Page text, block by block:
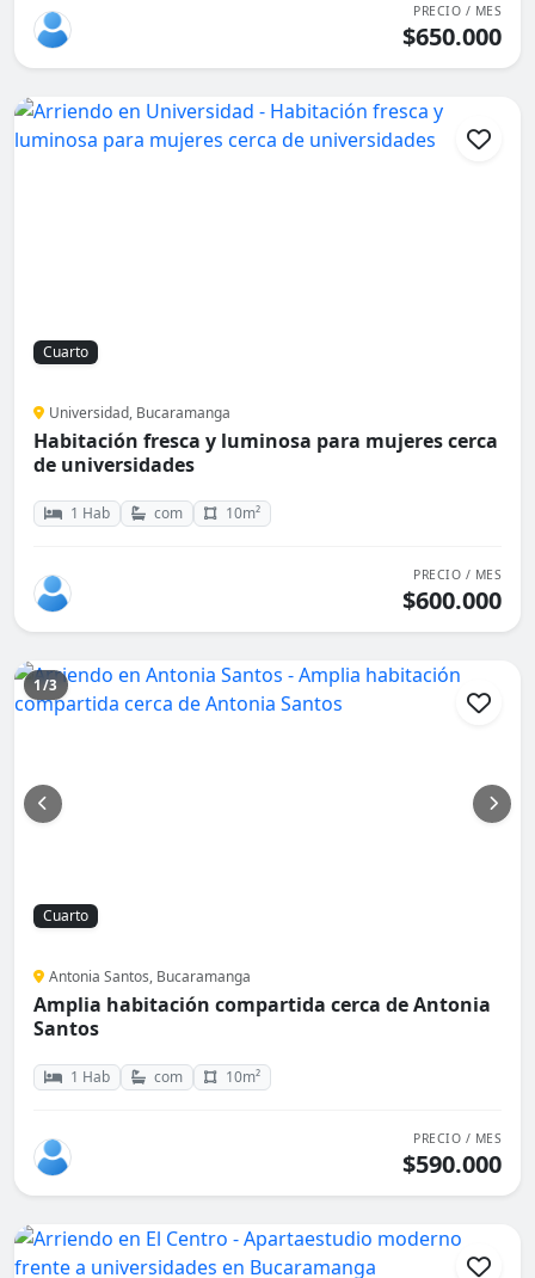
PRECIO / MES
$650.000
Cuarto
Universidad, Bucaramanga
Habitación fresca y luminosa para mujeres cerca
de universidades
1 Hab com 10m²
PRECIO / MES
$600.000
1/3
Cuarto
Antonia Santos, Bucaramanga
Amplia habitación compartida cerca de Antonia
Santos
1 Hab com 10m²
PRECIO / MES
$590.000